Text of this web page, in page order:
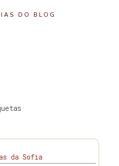
DO BLOG
da Sofia